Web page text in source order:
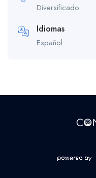
Diversificado
Idiomas
Español